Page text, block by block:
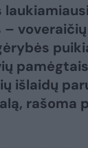
išlaidų
rašoma